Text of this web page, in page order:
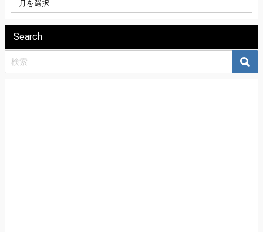
Search